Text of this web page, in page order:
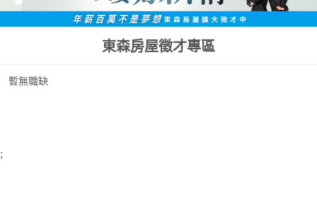
東森房屋徵才專區
暫無職缺
;